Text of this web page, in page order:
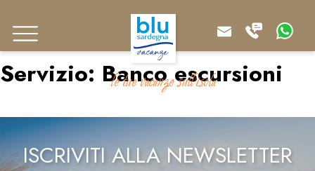
le tue vacanze sull'isola
Servizio: Banco escursioni
ISCRIVITI ALLA NEWSLETTER